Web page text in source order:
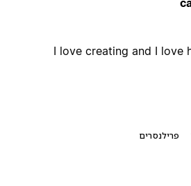
I love creating and I